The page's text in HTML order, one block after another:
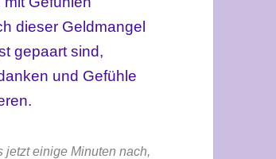
dieser Geldmangel
gepaart sind,
und Gefühle
jetzt einige Minuten nach,